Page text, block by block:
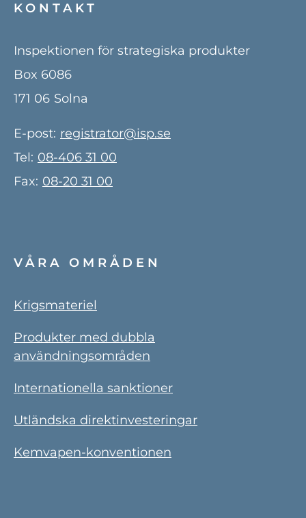
KONTAKT
Inspektionen för strategiska produkter
Box 6086
171 06 Solna
E-post: registrator@isp.se
Tel: 08-406 31 00
Fax: 08-20 31 00
VÅRA OMRÅDEN
Krigsmateriel
Produkter med dubbla
användningsområden
Internationella sanktioner
Utländska direktinvesteringar
Kemvapen-konventionen